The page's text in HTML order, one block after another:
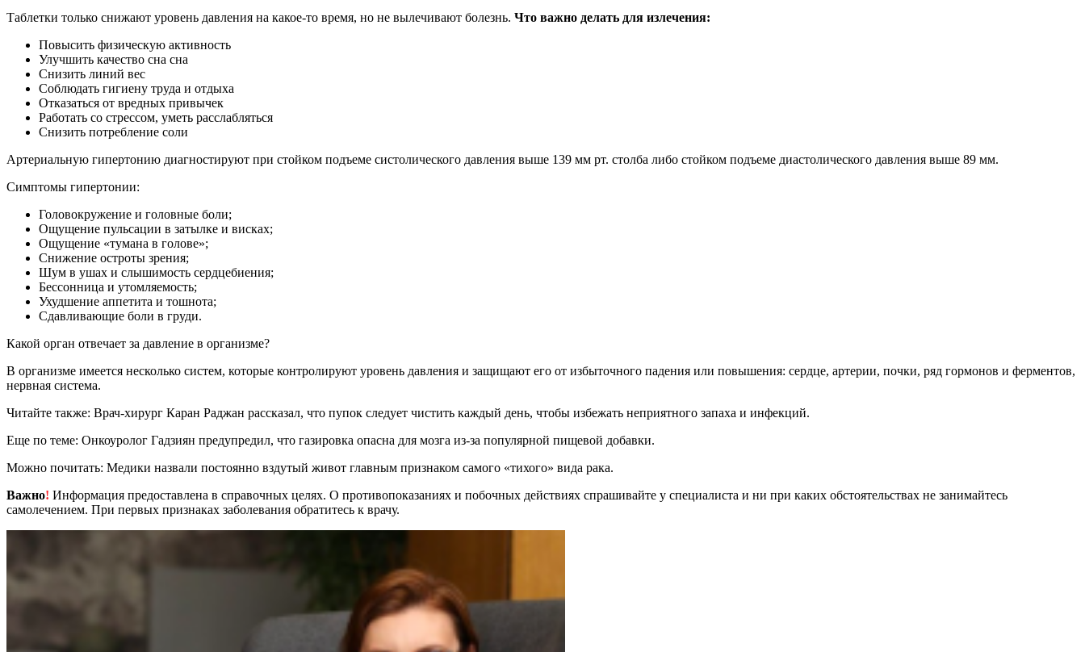
Таблетки только снижают уровень давления на какое-то время, но не вылечивают болезнь. Что важно делать для излечения:
Повысить физическую активность
Улучшить качество сна сна
Снизить линий вес
Соблюдать гигиену труда и отдыха
Отказаться от вредных привычек
Работать со стрессом, уметь расслабляться
Снизить потребление соли
Артериальную гипертонию диагностируют при стойком подъеме систолического давления выше 139 мм рт. столба либо стойком подъеме диастолического давления выше 89 мм.
Симптомы гипертонии:
Головокружение и головные боли;
Ощущение пульсации в затылке и висках;
Ощущение «тумана в голове»;
Снижение остроты зрения;
Шум в ушах и слышимость сердцебиения;
Бессонница и утомляемость;
Ухудшение аппетита и тошнота;
Сдавливающие боли в груди.
Какой орган отвечает за давление в организме?
В организме имеется несколько систем, которые контролируют уровень давления и защищают его от избыточного падения или повышения: сердце, артерии, почки, ряд гормонов и ферментов,
нервная система.
Читайте также: Врач-хирург Каран Раджан рассказал, что пупок следует чистить каждый день, чтобы избежать неприятного запаха и инфекций.
Еще по теме: Онкоуролог Гадзиян предупредил, что газировка опасна для мозга из-за популярной пищевой добавки.
Можно почитать: Медики назвали постоянно вздутый живот главным признаком самого «тихого» вида рака.
Важно! Информация предоставлена в справочных целях. О противопоказаниях и побочных действиях спрашивайте у специалиста и ни при каких обстоятельствах не занимайтесь
самолечением. При первых признаках заболевания обратитесь к врачу.